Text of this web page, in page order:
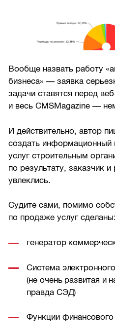
Вообще назвать работу
бизнеса» — заявка
задачи ставятся перед
и весь CMSMagazine —
И действительно, автор
создать информационный
услуг строительным
по результату, заказчик
увлеклись.
Судите сами, помимо
по продаже услуг сделаны:
генератор
Система
(не очень развитая и
правда СЭД)
Функции финансового